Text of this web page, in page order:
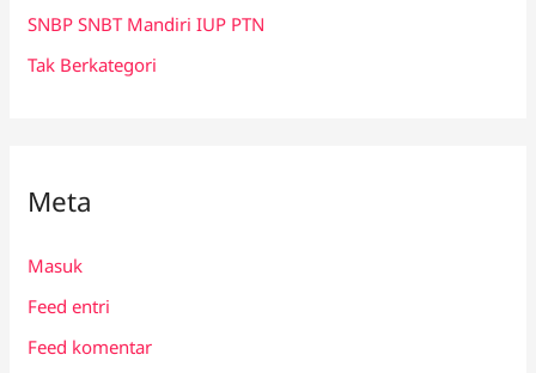
SNBP SNBT Mandiri IUP PTN
Tak Berkategori
Meta
Masuk
Feed entri
Feed komentar